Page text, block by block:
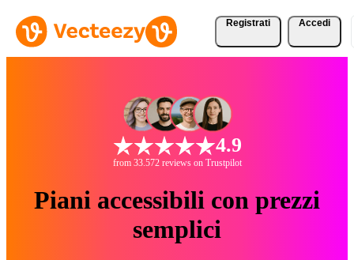
Registrati Accedi
4.9
from 33.572 reviews on Trustpilot
Piani accessibili con prezzi
semplici